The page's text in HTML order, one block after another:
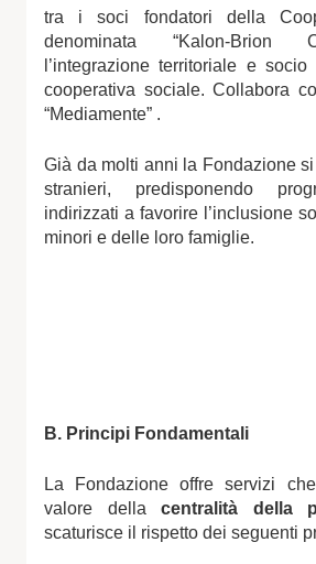
tra i soci fondatori della
denominata “Kalon-Brion
l’integrazione territoriale e
cooperativa sociale. Collabora
“Mediamente” .
Già da molti anni la Fondazione
stranieri, predisponendo
indirizzati a favorire l’inclusione
minori e delle loro famiglie.
B. Principi Fondamentali
La Fondazione offre servizi
valore della centralità della
scaturisce il rispetto dei seguenti